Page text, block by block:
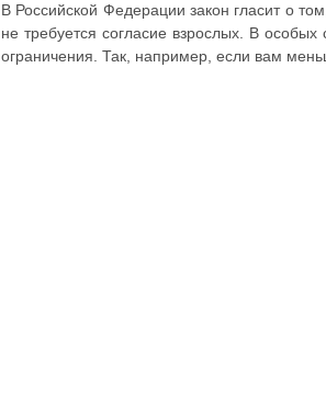
В Российской Федерации закон гласит о
не требуется согласие взрослых. В
ограничения. Так, например, если вам